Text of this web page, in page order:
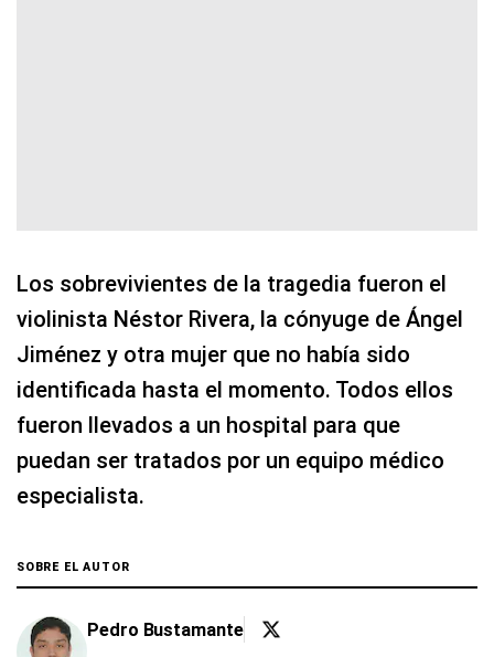
Los sobrevivientes de la tragedia fueron el
violinista Néstor Rivera, la cónyuge de Ángel
Jiménez y otra mujer que no había sido
identificada hasta el momento. Todos ellos
fueron llevados a un hospital para que
puedan ser tratados por un equipo médico
especialista.
SOBRE EL AUTOR
Pedro Bustamante